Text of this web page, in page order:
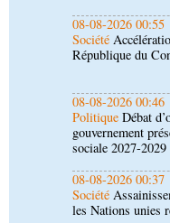
08-08-2026 00:46
PolitiqueDébat
gouvernement
08-08-2026 00:37
Société
les Nations unies
07-08-2026 11:03
SportFootball, le
des Congolais de